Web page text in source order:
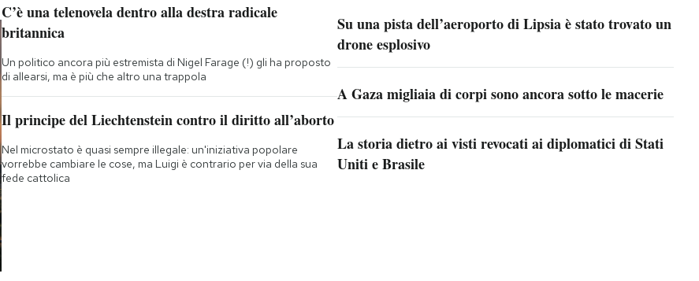
C’è una telenovela dentro alla destra radicale
britannica
Un politico ancora più estremista di Nigel Farage (!) gli ha proposto
di allearsi, ma è più che altro una trappola
Il principe del Liechtenstein contro il diritto all’aborto
Nel microstato è quasi sempre illegale: un'iniziativa popolare
vorrebbe cambiare le cose, ma Luigi è contrario per via della sua
fede cattolica
Su una pista dell’aeroporto di Lipsia è stato trovato un
drone esplosivo
A Gaza migliaia di corpi sono ancora sotto le macerie
La storia dietro ai visti revocati ai diplomatici di Stati
Uniti e Brasile